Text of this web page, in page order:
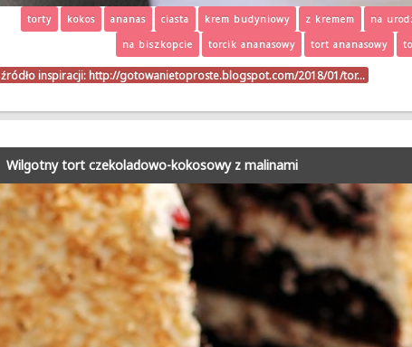
torty kokos ananas ciasta krem budyniowy z kremem na
na biszkopcie
torcik ananasowy tort ananasowy
źródło inspiracji: http://gotowanietoproste.blogspot.com/2018/01/tor…
Wilgotny tort czekoladowo-kokosowy z malinami